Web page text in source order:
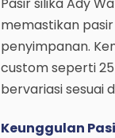
Pasir silika Ady
memastikan
penyimpanan.
custom seperti
bervariasi sesuai
Keunggulan